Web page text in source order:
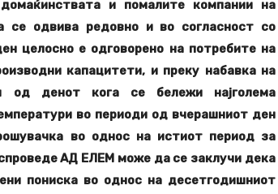
и помалите компании на
се одвива редовно и во согласност со
целосно е одговорено на потребите на
капацитети, и преку набавка на
од денот кога се бележи најголема
во периоди од вчерашниот ден
во однос на истиот период за
АД ЕЛЕМ може да се заклучи дека
пониска во однос на десетгодишниот